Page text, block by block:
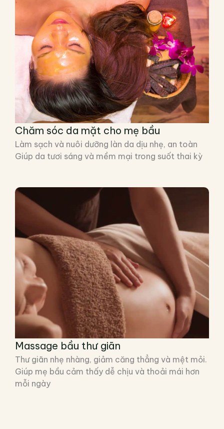
Chăm sóc da mặt cho mẹ bầu
Làm sạch và nuôi dưỡng làn da dịu nhẹ, an toàn
Giúp da tươi sáng và mềm mại trong suốt thai kỳ
Massage bầu thư giãn
Thư giãn nhẹ nhàng, giảm căng thẳng và mệt mỏi.
Giúp mẹ bầu cảm thấy dễ chịu và thoải mái hơn
mỗi ngày